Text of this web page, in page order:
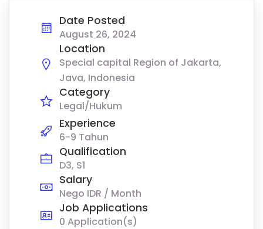
Date Posted
August 26, 2024
Location
Special capital Region of Jakarta,
Java, Indonesia
Category
Legal/Hukum
Experience
6-9 Tahun
Qualification
D3, S1
Salary
Nego IDR / Month
Job Applications
0 Application(s)